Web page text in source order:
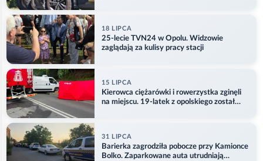
18 LIPCA
25-lecie TVN24 w Opolu. Widzowie
zaglądają za kulisy pracy stacji
15 LIPCA
Kierowca ciężarówki i rowerzystka zginęli
na miejscu. 19-latek z opolskiego został
31 LIPCA
Barierka zagrodziła pobocze przy Kamionce
Bolko. Zaparkowane auta utrudniają